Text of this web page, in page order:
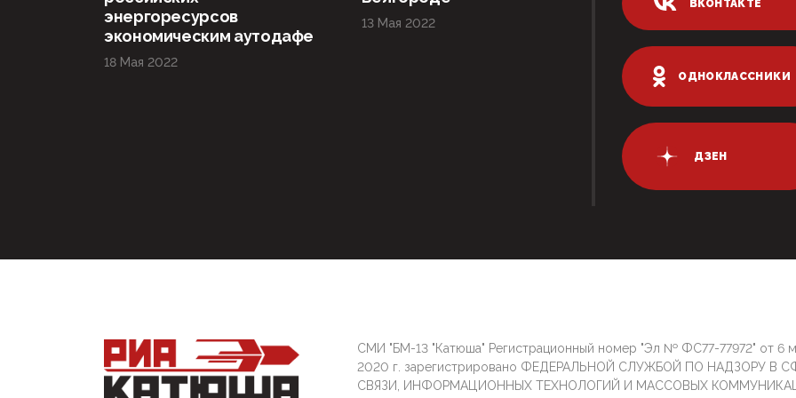
энергоресурсов
экономическим аутодафе
18 Мая 2022
13 Мая 2022
ВКОНТАКТЕ
ОДНОКЛАССНИКИ
ДЗЕН
СМИ "БМ-13 "Катюша" Регистрационный номер "Эл № ФС77-77972" от 6
2020 г. зарегистрировано ФЕДЕРАЛЬНОЙ СЛУЖБОЙ ПО НАДЗОРУ В
СВЯЗИ, ИНФОРМАЦИОННЫХ ТЕХНОЛОГИЙ И МАССОВЫХ